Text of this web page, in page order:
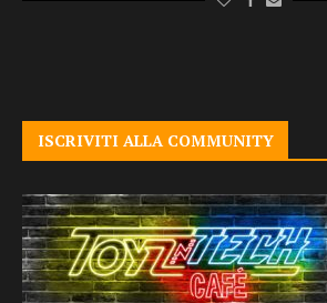
ISCRIVITI ALLA COMMUNITY